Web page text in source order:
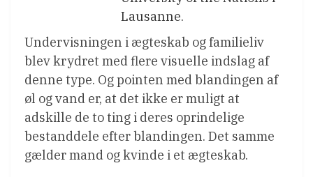
Lausanne.
Undervisningen i ægteskab og familieliv
blev krydret med flere visuelle indslag af
denne type. Og pointen med blandingen af
øl og vand er, at det ikke er muligt at
adskille de to ting i deres oprindelige
bestanddele efter blandingen. Det samme
gælder mand og kvinde i et ægteskab.